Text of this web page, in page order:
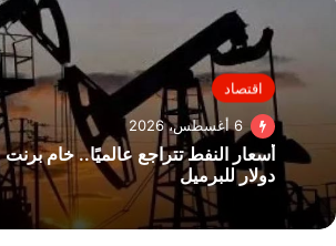
اقتصاد
6 أغسطس، 2026
دولار للبرميل